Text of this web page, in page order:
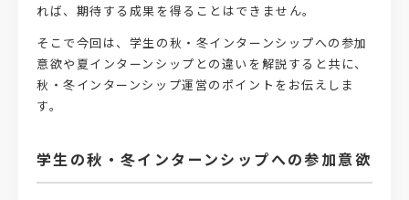
れば、期待する成果を得ることはできません。
そこで今回は、学生の秋・冬インターンシップへの参加
意欲や夏インターンシップとの違いを解説すると共に、
秋・冬インターンシップ運営のポイントをお伝えしま
す。
学生の秋・冬インターンシップへの参加意欲